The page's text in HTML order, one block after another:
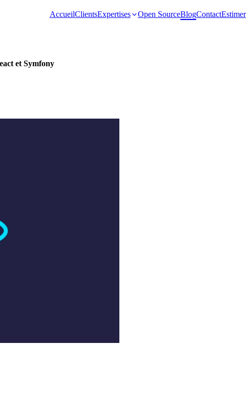
AccueilClientsExpertises Open SourceBlogContactEstimer
et Symfony